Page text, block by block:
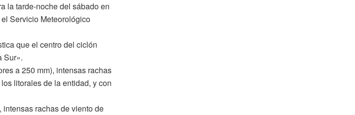
la tarde-noche del sábado en
Servicio Meteorológico
que el centro del ciclón
Sur».
a 250 mm), intensas rachas
litorales de la entidad, y con
rachas de viento de